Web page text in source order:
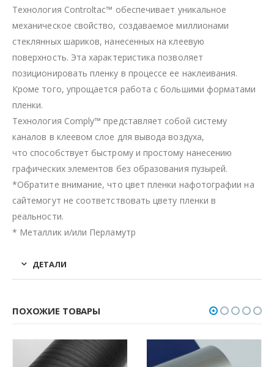
Технология Controltac™ обеспечивает уникальное
механическое свойство, создаваемое миллионами
стеклянных шариков, нанесенных на клеевую
поверхность. Эта характеристика позволяет
позиционировать пленку в процессе ее наклеивания.
Кроме того, упрощается работа с большими форматами
пленки.
Технология Comply™ представляет собой систему
каналов в клеевом слое для вывода воздуха,
что способствует быстрому и простому нанесению
графических элементов без образования пузырей.
*Обратите внимание, что цвет пленки нафотографии на
сайтемогут не соответствовать цвету пленки в
реальности.
* Металлик и/или Перламутр
ДЕТАЛИ
ПОХОЖИЕ ТОВАРЫ